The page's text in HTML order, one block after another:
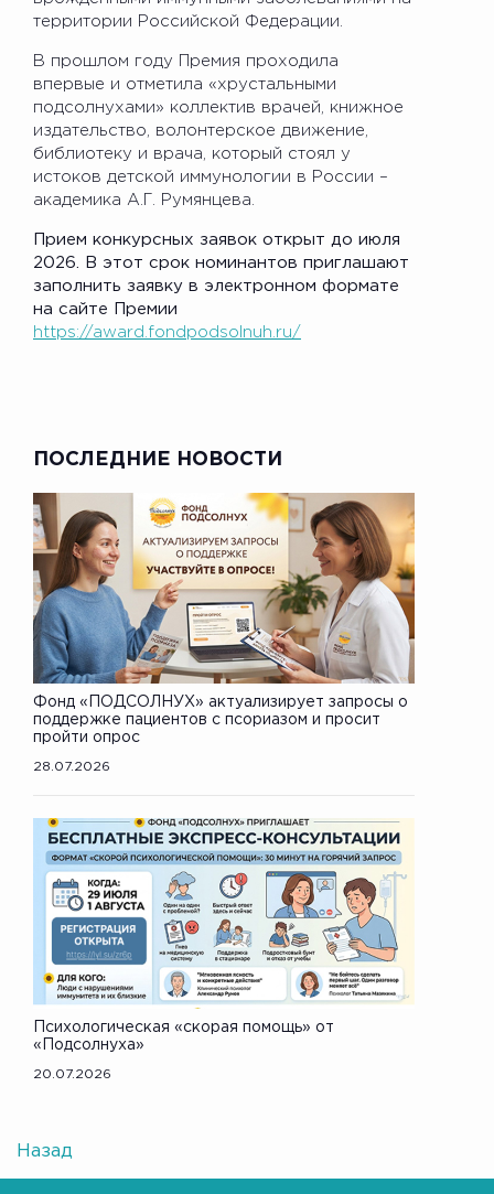
территории Российской Федерации.
В прошлом году Премия проходила
впервые и отметила «хрустальными
подсолнухами» коллектив врачей, книжное
издательство, волонтерское движение,
библиотеку и врача, который стоял у
истоков детской иммунологии в России –
академика А.Г. Румянцева.
Прием конкурсных заявок открыт до июля
2026. В этот срок номинантов приглашают
заполнить заявку в электронном формате
на сайте Премии
https://award.fondpodsolnuh.ru/
ПОСЛЕДНИЕ НОВОСТИ
Фонд «ПОДСОЛНУХ» актуализирует запросы о
поддержке пациентов с псориазом и просит
пройти опрос
28.07.2026
Психологическая «скорая помощь» от
«Подсолнуха»
20.07.2026
Назад